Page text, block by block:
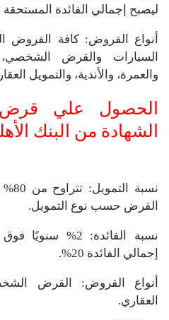
ليصبح إجمالي الفائدة المستحقة
أنواع القروض: كافة القروض
السيارات والقرض
والعمرة، والأندية، والتمويل
الحصول علي
الشهادة من البنك
القرض حسب نوع التمويل.
نسبة الفائدة: 2%
إجمالي الفائدة 20%.
أنواع القروض: القرض
العقاري.